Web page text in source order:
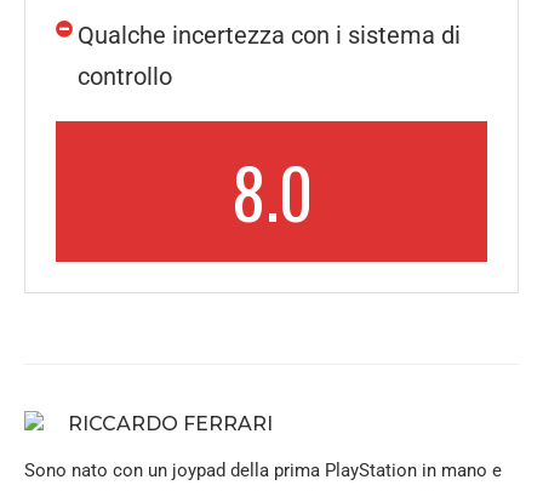
Qualche incertezza con i sistema di
controllo
8.0
RICCARDO FERRARI
Sono nato con un joypad della prima PlayStation in mano e